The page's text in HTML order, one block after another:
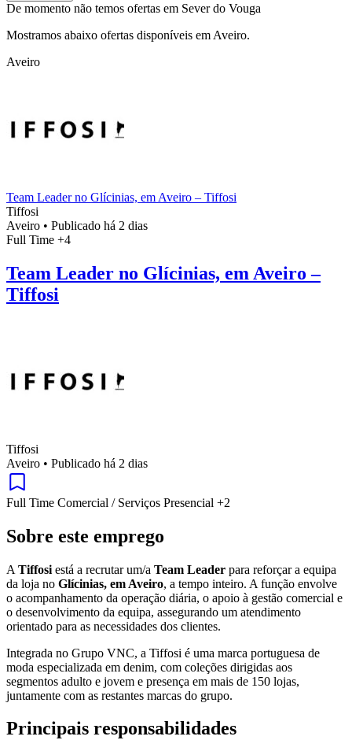
De momento não temos ofertas em Sever do Vouga
Mostramos abaixo ofertas disponíveis em Aveiro.
Aveiro
Team Leader no Glícinias, em Aveiro – Tiffosi
Tiffosi
Aveiro • Publicado há 2 dias
Full Time +4
Team Leader no Glícinias, em Aveiro –
Tiffosi
Tiffosi
Aveiro • Publicado há 2 dias
Full Time Comercial / Serviços Presencial +2
Sobre este emprego
A Tiffosi está a recrutar um/a Team Leader para reforçar a equipa
da loja no Glícinias, em Aveiro, a tempo inteiro. A função envolve
o acompanhamento da operação diária, o apoio à gestão comercial e
o desenvolvimento da equipa, assegurando um atendimento
orientado para as necessidades dos clientes.
Integrada no Grupo VNC, a Tiffosi é uma marca portuguesa de
moda especializada em denim, com coleções dirigidas aos
segmentos adulto e jovem e presença em mais de 150 lojas,
juntamente com as restantes marcas do grupo.
Principais responsabilidades